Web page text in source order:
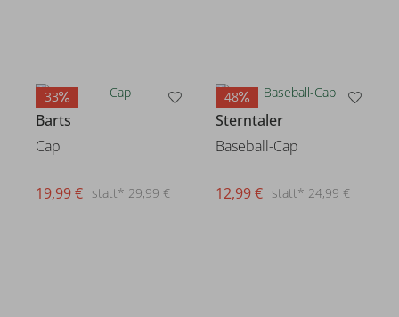
33
Barts
Cap
statt* 29,99 €
19,99 €
48
Sterntaler
Baseball-Cap
statt* 24,99 €
12,99 €